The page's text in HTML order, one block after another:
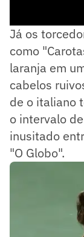
Já os
como
laranja em
cabelos
de o italiano
o intervalo
inusitado
"O Globo".